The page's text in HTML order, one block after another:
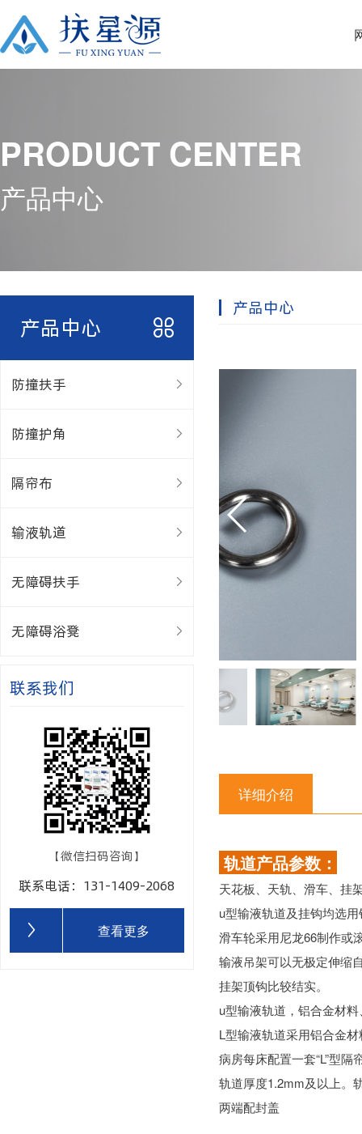
PRODUCT CENTER
产品中心
产品中心
防撞扶手
防撞护角
隔帘布
输液轨道
无障碍扶手
无障碍浴凳
联系我们
【微信扫码咨询】
联系电话：131-1409-2068
查看更多
产品中心
详细介绍
轨道产品参数：
天花板、天轨、滑车、挂
u型输液轨道及挂钩均选
滑车轮采用尼龙66制作或
输液吊架可以无极定伸缩
挂架顶钩比较结实。
u型输液轨道，铝合金材
L型输液轨道采用铝合金
病房每床配置一套“L”型
轨道厚度1.2mm及以上。
两端配封盖